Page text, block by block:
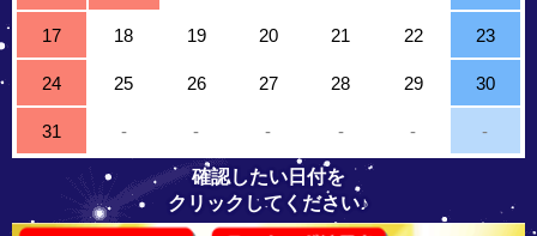
17 18 19 20 21 22 23
24 25 26 27 28 29 30
31 - - - - - -
確認したい日付を
クリックしてください♪